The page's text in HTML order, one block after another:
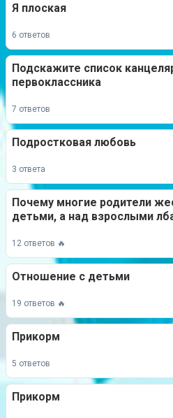
Я плоская
6 ответов
Подскажите список
первоклассника
7 ответов
Подростковая любовь
3 ответа
Почему многие родители
детьми, а над взрослыми
12 ответов 🔥
Отношение с детьми
19 ответов 🔥
Прикорм
5 ответов
Прикорм